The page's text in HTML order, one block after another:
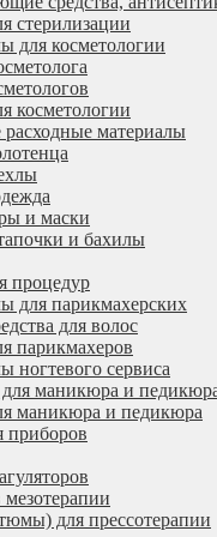
стерилизации
для косметологии
косметологии
материалы
и маски
и бахилы
процедур
для парикмахерских
для волос
парикмахеров
ногтевого сервиса
для маникюра и
маникюра и педикюра
приборов
для прессотерапии